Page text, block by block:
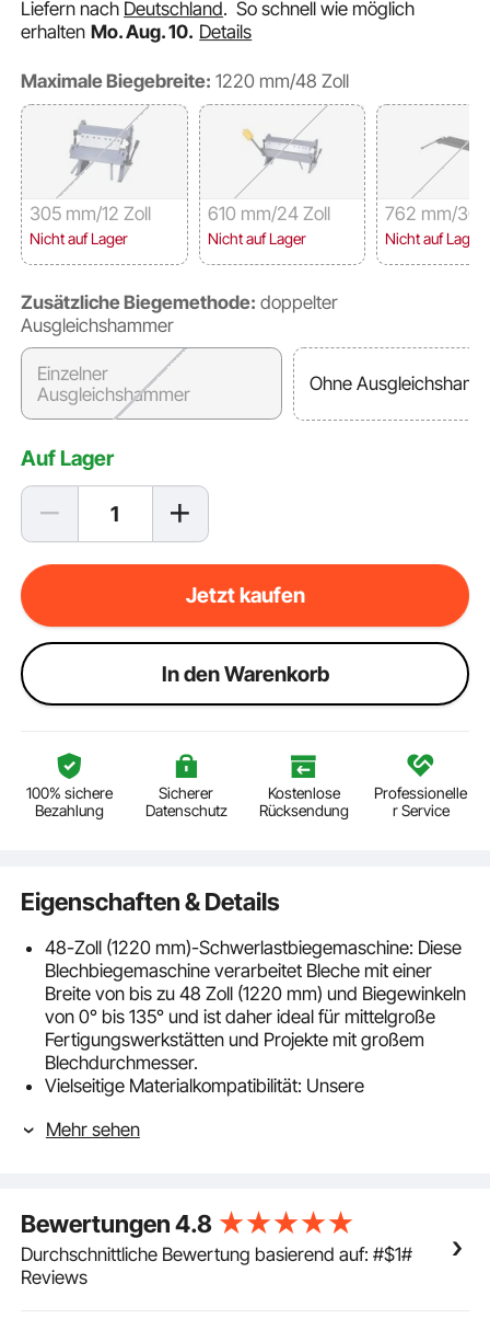
Liefern nach Deutschland.So schnell wie möglich
erhalten Mo. Aug. 10. Details
Maximale Biegebreite: 1220 mm/48 Zoll
305 mm/12 Zoll
Nicht auf Lager
610 mm/24 Zoll
Nicht auf Lager
762 mm/30
Nicht auf Lager
Zusätzliche Biegemethode: doppelter
Ausgleichshammer
Einzelner
Ausgleichshammer
Ohne
Auf Lager
Jetzt kaufen
ln den Warenkorb
100% sichere
Bezahlung
Sicherer
Datenschutz
Kostenlose
Rücksendung
Professionelle
r Service
Eigenschaften & Details
48-Zoll (1220 mm)-Schwerlastbiegemaschine: Diese
Blechbiegemaschine verarbeitet Bleche mit einer
Breite von bis zu 48 Zoll (1220 mm) und Biegewinkeln
von 0° bis 135° und ist daher ideal für mittelgroße
Fertigungswerkstätten und Projekte mit großem
Blechdurchmesser.
Vielseitige Materialkompatibilität: Unsere
Kupfer und Aluminium kompatibel. Sie kann
Blechbiegemaschine verfügt über 8 segmentierte
Finger (3 Zoll (7,62 cm) x 4 Stück, 4 Zoll (10,16 cm) x 3
Stück, 25 Zoll (63,5 cm) x 1 Stück), die für präzise,
segmentierte Biegungen frei angeordnet werden
Mehr sehen
Bewertungen4.8
Durchschnittliche Bewertung basierend auf: #$1#
Reviews